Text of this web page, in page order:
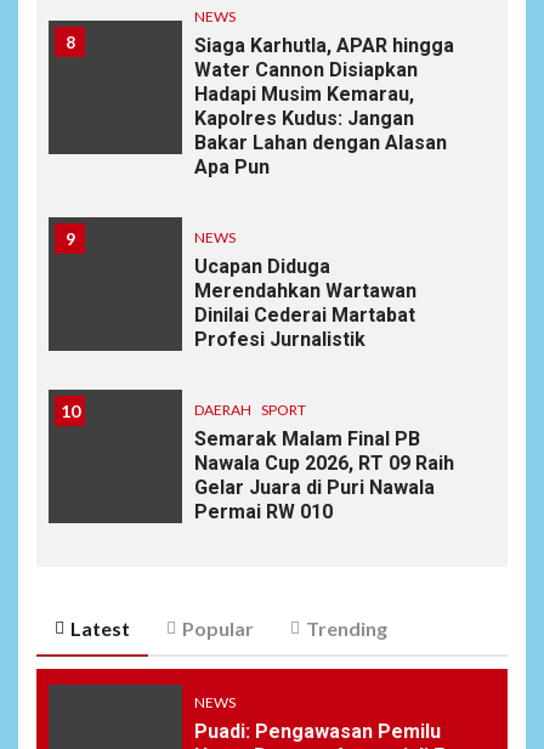
8
NEWS
Siaga Karhutla, APAR hingga
Water Cannon Disiapkan
Hadapi Musim Kemarau,
Kapolres Kudus: Jangan
Bakar Lahan dengan Alasan
Apa Pun
9 NEWS
Ucapan Diduga
Merendahkan Wartawan
Dinilai Cederai Martabat
Profesi Jurnalistik
10 DAERAH SPORT
Semarak Malam Final PB
Nawala Cup 2026, RT 09 Raih
Gelar Juara di Puri Nawala
Permai RW 010
Latest Popular Trending
NEWS
Puadi: Pengawasan Pemilu